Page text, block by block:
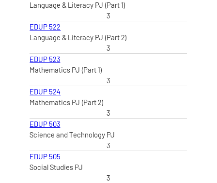
Language & Literacy PJ (Part 1)
3
EDUP 522
Language & Literacy PJ (Part 2)
3
EDUP 523
Mathematics PJ (Part 1)
3
EDUP 524
Mathematics PJ (Part 2)
3
EDUP 503
Science and Technology PJ
3
EDUP 505
Social Studies PJ
3